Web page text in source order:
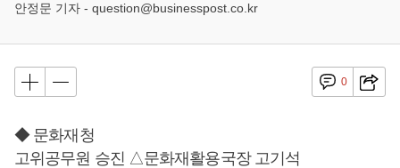
안정문 기자 - question@businesspost.co.kr
0
◆ 문화재청
고위공무원 승진 △문화재활용국장 고기석